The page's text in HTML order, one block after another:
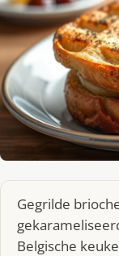
Gegrilde
Belgische